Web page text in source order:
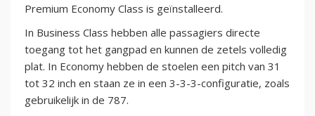
Premium Economy Class is geïnstalleerd.
In Business Class hebben alle passagiers directe
toegang tot het gangpad en kunnen de zetels volledig
plat. In Economy hebben de stoelen een pitch van 31
tot 32 inch en staan ze in een 3-3-3-configuratie, zoals
gebruikelijk in de 787.